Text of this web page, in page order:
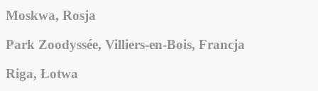
Moskwa, Rosja
Park Zoodyssée, Villiers-en-Bois, Francja
Riga, Łotwa